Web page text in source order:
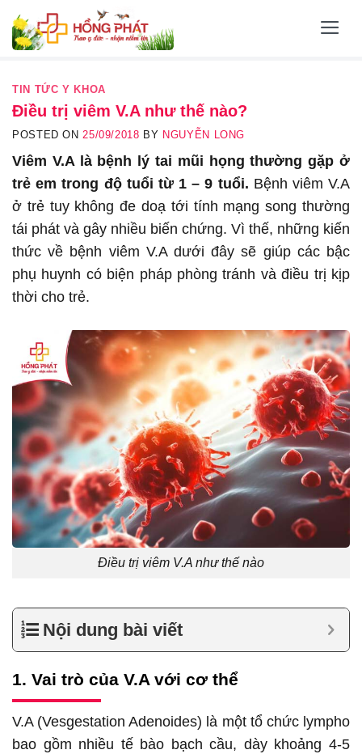
Skip
TIN TỨC Y KHOA
Điều trị viêm V.A như thế nào?
POSTED ON25/09/2018 BY NGUYỄN LONG
Viêm V.A là bệnh lý tai mũi họng thường gặp ở
trẻ em trong độ tuổi từ 1 – 9 tuổi. Bệnh viêm V.A
ở trẻ tuy không đe doạ tới tính mạng song thường
tái phát và gây nhiều biến chứng. Vì thế, những kiến
thức về bệnh viêm V.A dưới đây sẽ giúp các bậc
phụ huynh có biện pháp phòng tránh và điều trị kịp
thời cho trẻ.
Điều trị viêm V.A như thế nào
Nội dung bài viết
1. Vai trò của V.A với cơ thể
V.A (Vesgestation Adenoides) là một tổ chức lympho
bao gồm nhiều tế bào bạch cầu, dày khoảng 4-5